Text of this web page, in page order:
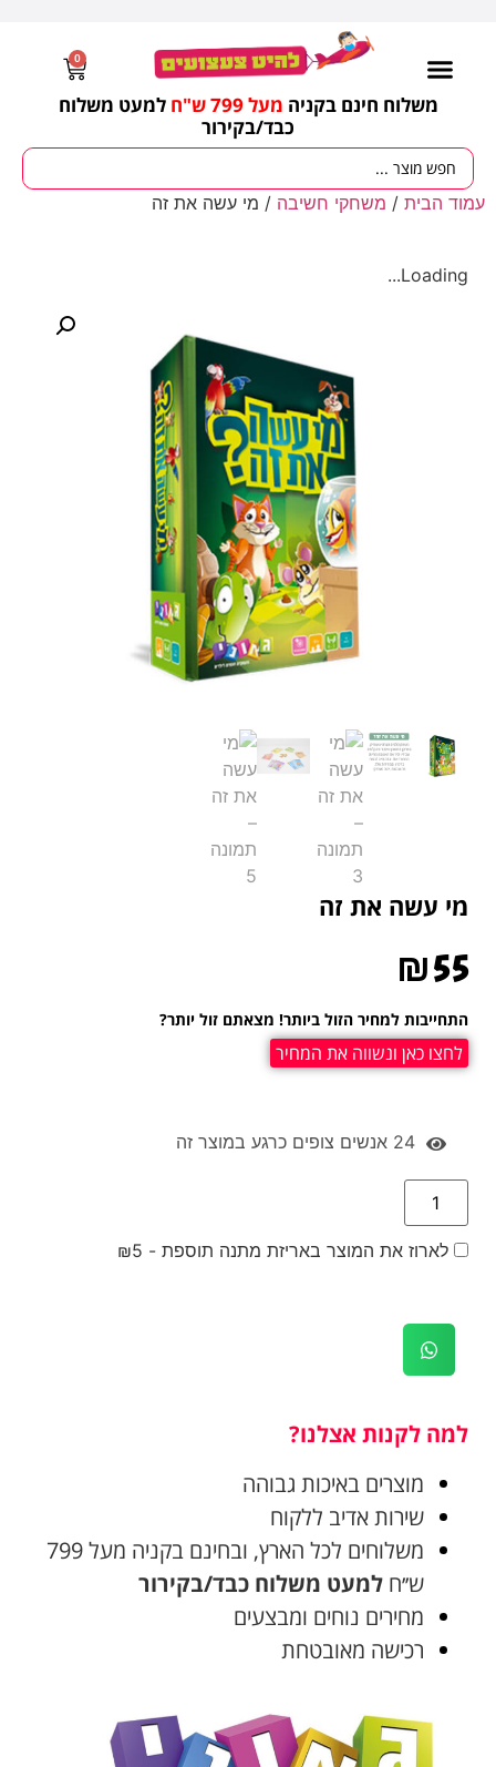
משלוח חינם בקניה מעל 799 ש"ח
למעט משלוח
כבד/בקירור
0
עמוד הבית / משחקי חשיבה / מי עשה את זה
Loading...
מי עשה את זה
₪55
התחייבות למחיר הזול ביותר! מצאתם זול יותר?
לחצו כאן ונשווה את המחיר
24 אנשים צופים כרגע במוצר זה
לארוז את המוצר באריזת מתנה תוספת - ₪5
למה לקנות אצלנו?
מוצרים באיכות גבוהה
שירות אדיב ללקוח
משלוחים לכל הארץ, ובחינם בקניה מעל 799
ש׳׳ח למעט משלוח כבד/בקירור
מחירים נוחים ומבצעים
רכישה מאובטחת